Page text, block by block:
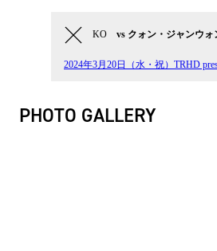
KO vs クォン・ジャンウォ
2024年3月20日（水・祝）TRHD
PHOTO GALLERY